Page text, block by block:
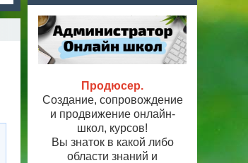
Продюсер.
Создание, сопровождение
и продвижение онлайн-
школ, курсов!
Вы знаток в какой либо
области знаний и